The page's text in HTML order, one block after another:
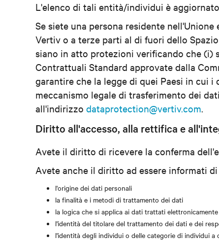
L'elenco di tali entità/individui è
Se siete una persona residente
Vertiv o a terze parti al di fuori dello
siano in atto protezioni verificando che (i)
Contrattuali Standard approvate dalla
garantire che la legge di quei Paesi in cui
meccanismo legale di trasferimento dei
all'indirizzo dataprotection@vertiv.com.
Diritto all'accesso, alla rettifica e
Avete il diritto di ricevere la conferma
Avete anche il diritto ad essere informati
l'origine dei dati personali
la finalità e i metodi di trattamento dei dati
la logica che si applica ai dati trattati elettronicamente
l'identità del titolare del trattamento dei dati e dei
l'identità degli individui o delle categorie di individui